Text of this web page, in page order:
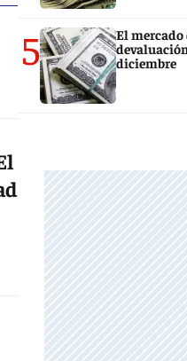
5
El mercado
diciembre